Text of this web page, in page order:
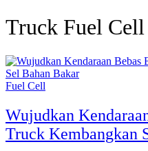
Truck Fuel Cell
Fuel Cell
Wujudkan
Truck Kembangkan